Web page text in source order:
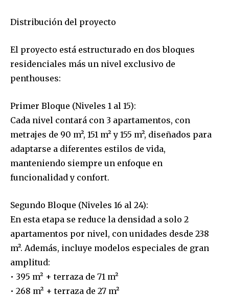
Distribución del proyecto
El proyecto está estructurado en dos bloques
residenciales más un nivel exclusivo de
penthouses:
Primer Bloque (Niveles 1 al 15):
Cada nivel contará con 3 apartamentos, con
metrajes de 90 m², 151 m² y 155 m², diseñados para
adaptarse a diferentes estilos de vida,
manteniendo siempre un enfoque en
funcionalidad y confort.
Segundo Bloque (Niveles 16 al 24):
En esta etapa se reduce la densidad a solo 2
apartamentos por nivel, con unidades desde 238
m². Además, incluye modelos especiales de gran
amplitud:
• 395 m² + terraza de 71 m²
• 268 m² + terraza de 27 m²